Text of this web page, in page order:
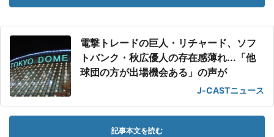
電撃トレードの巨人・リチャード、ソフ
トバンク・秋広優人の存在感薄れ...「他
球団の方が出場機会ある」の声が
J-CASTニュース
記事本文を読む